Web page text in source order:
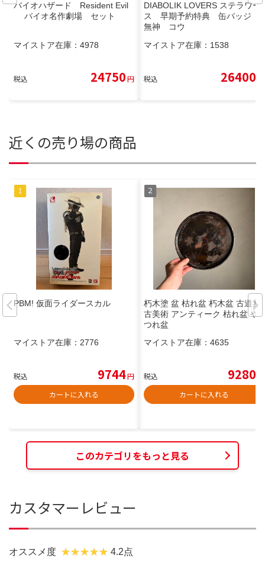
バイオハザード Resident Evil
バイオ名作劇場 セット
マイストア在庫： 4978
税込 24750円
DIABOLIK LOVERS ステラワー
ス 早期予約特典 缶バッジ
無神 コウ
マイストア在庫： 1538
税込 26400
近くの売り場の商品
PBM! 仮面ライダースカル
マイストア在庫： 2776
税込 9744円
カートに入れる
朽木塗 盆 枯れ盆 朽木盆 古道具
古美術 アンティーク 枯れ盆 や
つれ盆
マイストア在庫： 4635
税込 9280
カートに入れる
このカテゴリをもっと見る
カスタマーレビュー
オススメ度 4.2点